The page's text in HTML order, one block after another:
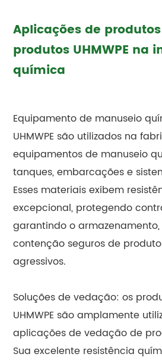
Aplicações de produtos
produtos UHMWPE na
química
Equipamento de manuseio
UHMWPE são utilizados na
equipamentos de manuseio
tanques, embarcações e
Esses materiais exibem
excepcional, protegendo
garantindo o
contenção seguros de
agressivos.
Soluções de vedação: os
UHMWPE são amplamente
aplicações de vedação de
Sua excelente resistência